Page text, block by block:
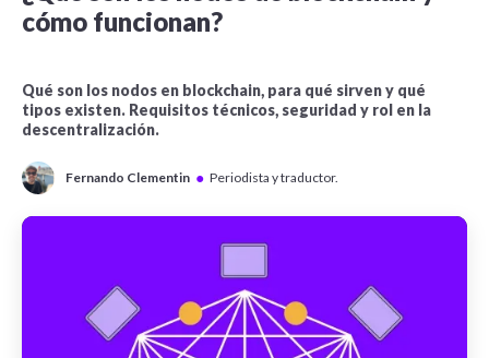
cómo funcionan?
Qué son los nodos en blockchain, para qué sirven y qué
tipos existen. Requisitos técnicos, seguridad y rol en la
descentralización.
Fernando Clementin ● Periodista y traductor.